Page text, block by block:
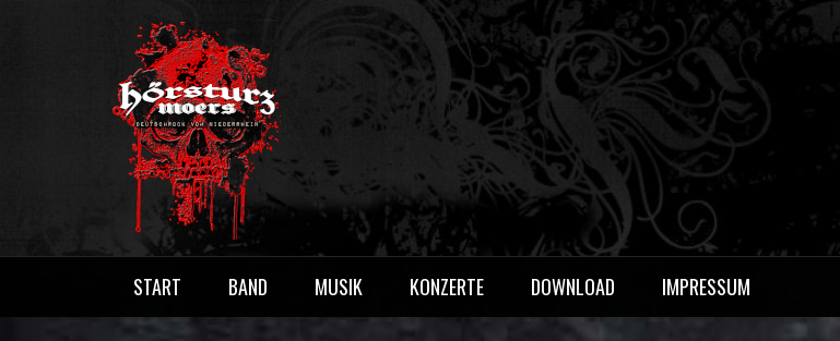
HÖRSTURZ MOERS
Deutschrock vom Niederrhein
START BAND MUSIK KONZERTE DOWNLOAD IMPRESSUM